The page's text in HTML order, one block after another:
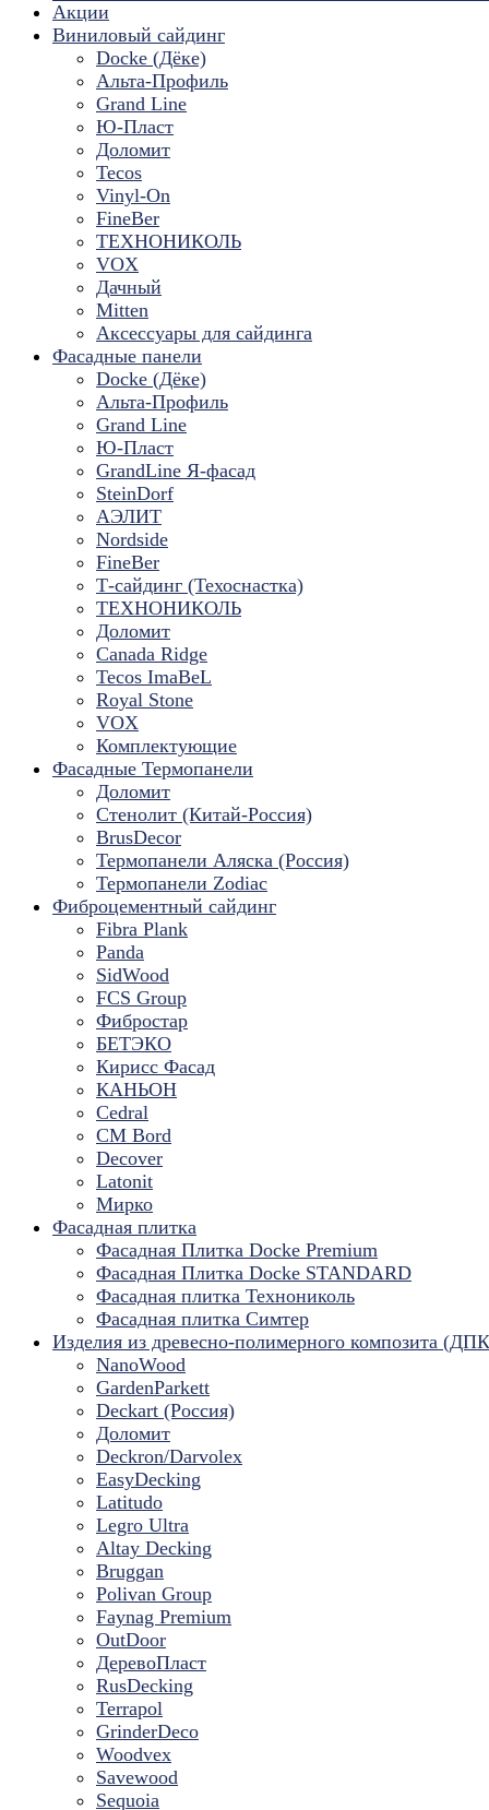
Акции
Виниловый сайдинг
Docke (Дёке)
Альта-Профиль
Grand Line
Ю-Пласт
Доломит
Tecos
Vinyl-On
FineBer
ТЕХНОНИКОЛЬ
VOX
Дачный
Mitten
Аксессуары для сайдинга
Фасадные панели
Docke (Дёке)
Альта-Профиль
Grand Line
Ю-Пласт
GrandLine Я-фасад
SteinDorf
АЭЛИТ
Nordside
FineBer
Т-сайдинг (Техоснастка)
ТЕХНОНИКОЛЬ
Доломит
Canada Ridge
Tecos ImaBeL
Royal Stone
VOX
Комплектующие
Фасадные Термопанели
Доломит
Стенолит (Китай-Россия)
BrusDecor
Термопанели Аляска (Россия)
Термопанели Zodiac
Фиброцементный сайдинг
Fibra Plank
Panda
SidWood
FCS Group
Фибростар
БЕТЭКО
Кирисс Фасад
КАНЬОН
Cedral
CM Bord
Decover
Latonit
Мирко
Фасадная плитка
Фасадная Плитка Docke Premium
Фасадная Плитка Docke STANDARD
Фасадная плитка Технониколь
Фасадная плитка Симтер
Изделия из древесно-полимерного композита
NanoWood
GardenParkett
Deckart (Россия)
Доломит
Deckron/Darvolex
EasyDecking
Latitudo
Legro Ultra
Altay Decking
Bruggan
Polivan Group
Faynag Premium
OutDoor
ДеревоПласт
RusDecking
Terrapol
GrinderDeco
Woodvex
Savewood
Sequoia